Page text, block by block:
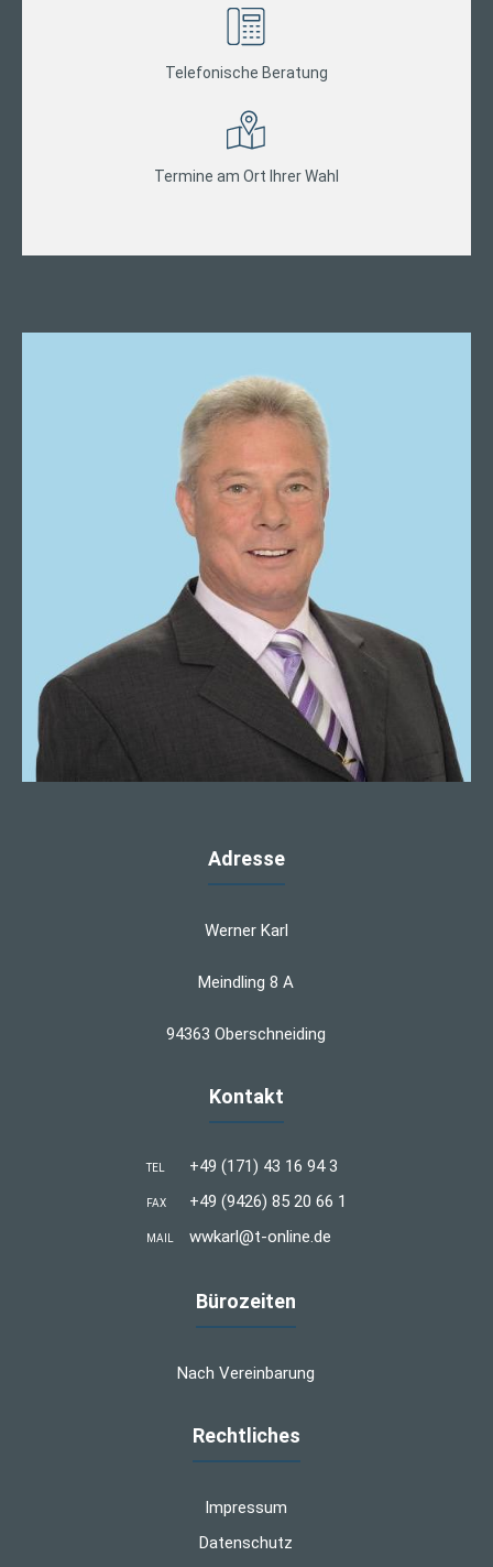
Telefonische Beratung
Termine am Ort Ihrer Wahl
Adresse
Werner Karl
Meindling 8 A
94363 Oberschneiding
Kontakt
TEL +49 (171) 43 16 94 3
FAX +49 (9426) 85 20 66 1
MAIL wwkarl@t-online.de
Bürozeiten
Nach Vereinbarung
Rechtliches
Impressum
Datenschutz